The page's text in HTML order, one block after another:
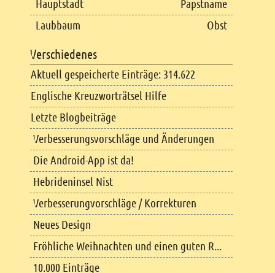
Hauptstadt
Papstname
Laubbaum
Obst
Verschiedenes
Aktuell gespeicherte Einträge: 314.622
Englische Kreuzworträtsel Hilfe
Letzte Blogbeiträge
Verbesserungsvorschläge und Änderungen
Die Android-App ist da!
Hebrideninsel Nist
Verbesserungvorschläge / Korrekturen
Neues Design
Fröhliche Weihnachten und einen guten R...
10.000 Einträge